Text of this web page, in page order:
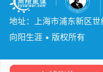
地址：上海市浦东新区
向阳生涯 • 版权所有